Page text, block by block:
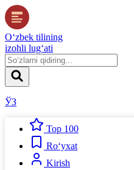
O‘zbek tilining
izohli lug‘ati
ЎЗ
Top 100
Ro‘yxat
Kirish